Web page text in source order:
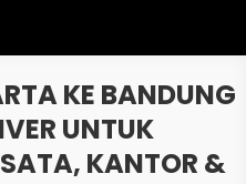
KE BANDUNG
UNTUK
KANTOR &